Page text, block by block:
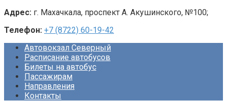
Адрес: г. Махачкала, проспект А. Акушинского, №100;
Телефон: +7 (8722) 60-19-42
Автовокзал Северный
Расписание автобусов
Билеты на автобус
Пассажирам
Направления
Контакты